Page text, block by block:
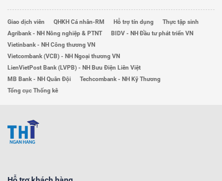
Giao dịch viên QHKH Cá nhân-RM Hỗ trợ tín dụng
Thực tập sinh
Agribank - NH Nông nghiệp & PTNT
BIDV - NH Đầu tư phát triển VN
Vietinbank - NH Công thương VN
Vietcombank (VCB) - NH Ngoại thương VN
LienVietPost Bank (LVPB) - NH Bưu Điện Liên Việt
MB Bank - NH Quân Đội
Techcombank - NH Kỹ Thương
Tổng cục Thống kê